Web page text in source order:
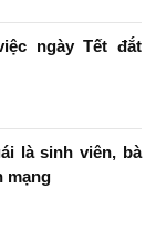
ngày Tết đắt
là sinh viên, bà
mạng